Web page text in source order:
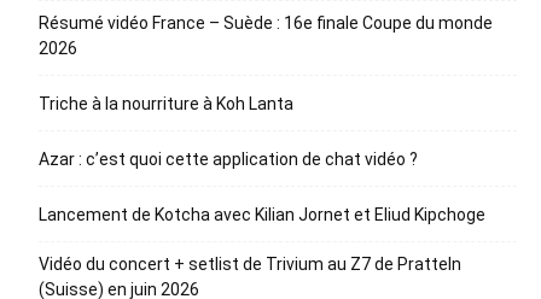
Résumé vidéo France – Suède : 16e finale Coupe du monde
2026
Triche à la nourriture à Koh Lanta
Azar : c’est quoi cette application de chat vidéo ?
Lancement de Kotcha avec Kilian Jornet et Eliud Kipchoge
Vidéo du concert + setlist de Trivium au Z7 de Pratteln
(Suisse) en juin 2026